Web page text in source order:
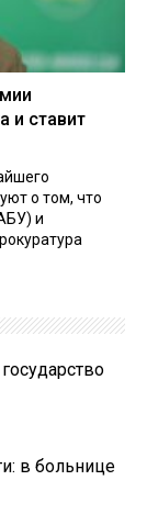
и ставит
о том, что
и
в больнице